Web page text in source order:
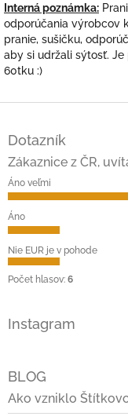
Interná poznámka:
odporúčania výrobcov
pranie, sušičku,
aby si udržali sýtosť.
60tku :)
e
Dotazník
Zákaznice z ČR,
Áno veľmi
Áno
Nie EUR je v pohode
Počet hlasov: 6
Instagram
BLOG
Ako vzniklo